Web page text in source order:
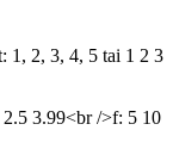
1, 2, 3, 4, 5 tai 1 2 3
3.99<br />f: 5 10